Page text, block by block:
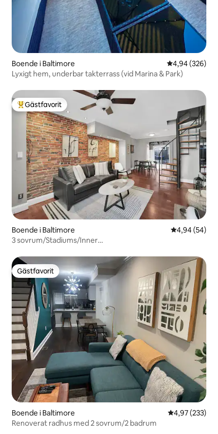
Boende i Baltimore 4,94 av 5 i
4,94 (326)
Lyxigt hem, underbar takterrass (vid Marina & Park)
Populär gästfavorit
Gästfavorit
Boende i Baltimore 4,94 av 5 i
4,94 (54)
3 sovrum/Stadiums/Inner
Gästfavorit
Gästfavorit
Boende i Baltimore 4,97 av 5 i
4,97 (233)
Renoverat radhus med 2 sovrum/2 badrum